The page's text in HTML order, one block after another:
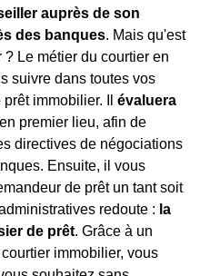
auprès de son
des banques. Mais qu'est
Le métier du courtier en
suivre dans toutes vos
immobilier. Il évaluera
en premier lieu, afin de
directives de négociations
Ensuite, il vous
de prêt un tant soit
redoute : la
de prêt. Grâce à un
immobilier, vous